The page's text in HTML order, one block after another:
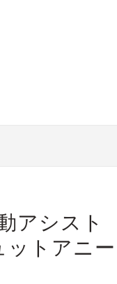
アシスト
トアニー